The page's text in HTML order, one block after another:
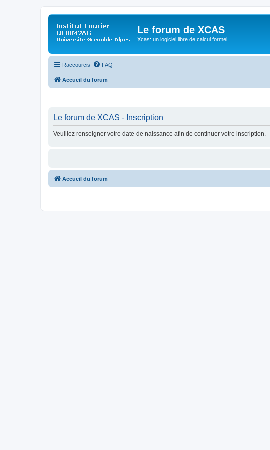
Le forum de XCAS
Xcas: un logiciel libre de calcul formel
Raccourcis FAQ
Accueil du forum
Le forum de XCAS - Inscription
Veuillez renseigner votre date de naissance afin de continuer votre inscription.
Accueil du forum